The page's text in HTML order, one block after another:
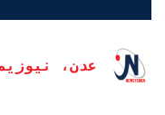
عدن،